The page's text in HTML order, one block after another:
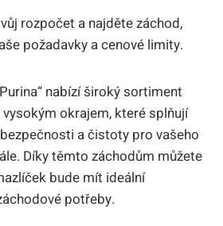
rozpočet a najděte záchod,
požadavky a cenové limity.
nabízí široký sortiment
okrajem, které splňují
a čistoty pro vašeho
Díky těmto záchodům můžete
bude mít ideální
potřeby.